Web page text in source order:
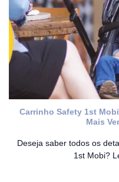
Carrinho Safety 1st
Mais
Deseja saber todos os
1st Mobi?